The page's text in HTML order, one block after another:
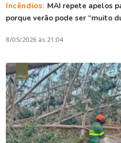
Incêndios: MAI repete apelos
porque verão pode ser “muito
8/05/2026 às 21:04